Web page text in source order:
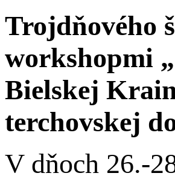
Trojdňového
workshopmi
Bielskej
terchovskej
V dňoch 26.-